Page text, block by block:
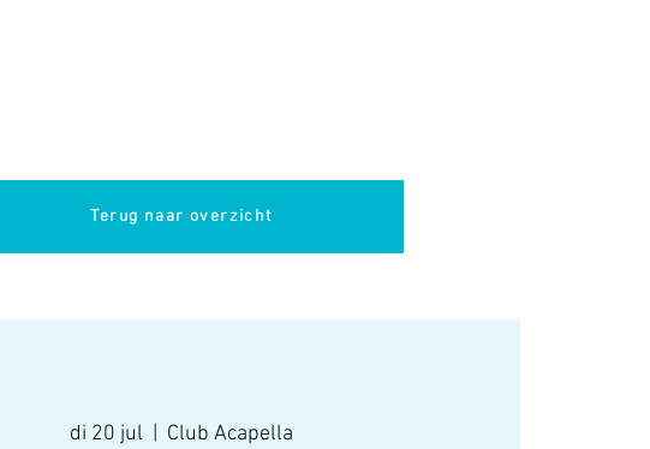
Terug naar overzicht
di 20 jul
  |
Club Acapella